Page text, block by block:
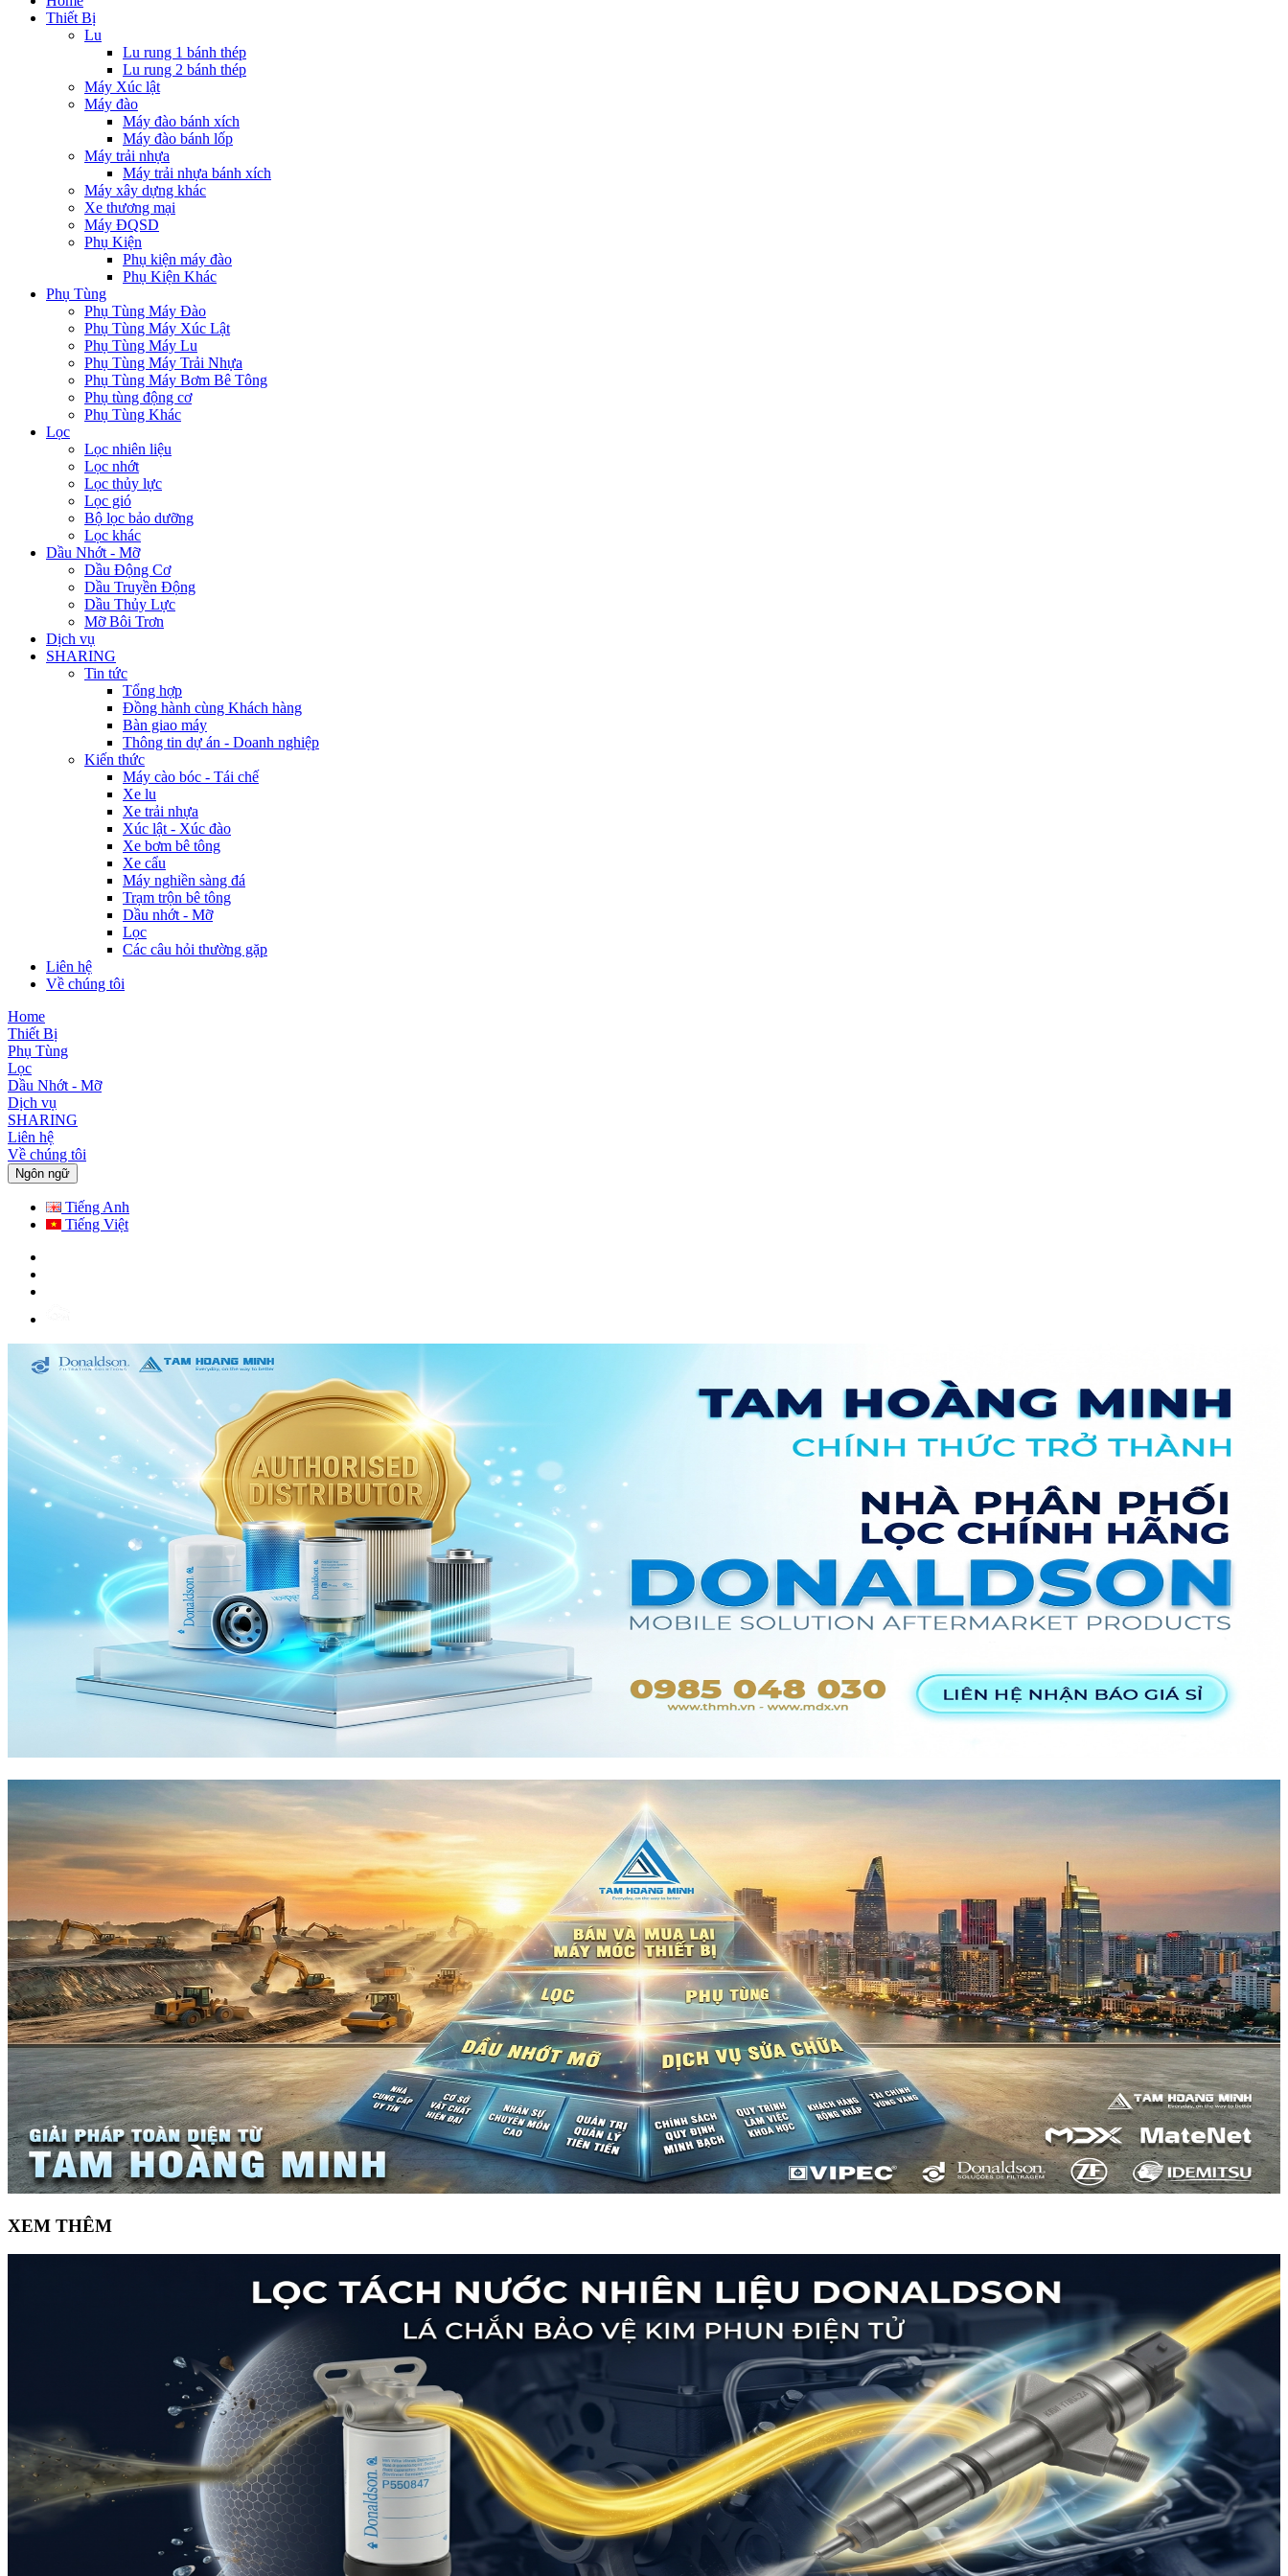
Thiết Bị
Lu
Lu rung 1 bánh thép
Lu rung 2 bánh thép
Máy Xúc lật
Máy đào
Máy đào bánh xích
Máy đào bánh lốp
Máy trải nhựa
Máy trải nhựa bánh xích
Máy xây dựng khác
Xe thương mại
Máy ĐQSD
Phụ Kiện
Phụ kiện máy đào
Phụ Kiện Khác
Phụ Tùng
Phụ Tùng Máy Đào
Phụ Tùng Máy Xúc Lật
Phụ Tùng Máy Lu
Phụ Tùng Máy Trải Nhựa
Phụ Tùng Máy Bơm Bê Tông
Phụ tùng động cơ
Phụ Tùng Khác
Lọc
Lọc nhiên liệu
Lọc nhớt
Lọc thủy lực
Lọc gió
Bộ lọc bảo dưỡng
Lọc khác
Dầu Nhớt - Mỡ
Dầu Động Cơ
Dầu Truyền Động
Dầu Thủy Lực
Mỡ Bôi Trơn
Dịch vụ
SHARING
Tin tức
Tổng hợp
Đồng hành cùng Khách hàng
Bàn giao máy
Thông tin dự án - Doanh nghiệp
Kiến thức
Máy cào bóc - Tái chế
Xe lu
Xe trải nhựa
Xúc lật - Xúc đào
Xe bơm bê tông
Xe cẩu
Máy nghiền sàng đá
Trạm trộn bê tông
Dầu nhớt - Mỡ
Lọc
Các câu hỏi thường gặp
Liên hệ
Về chúng tôi
Home
Thiết Bị
Phụ Tùng
Lọc
Dầu Nhớt - Mỡ
Dịch vụ
SHARING
Liên hệ
Về chúng tôi
Ngôn ngữ
Tiếng Anh
Tiếng Việt
XEM THÊM